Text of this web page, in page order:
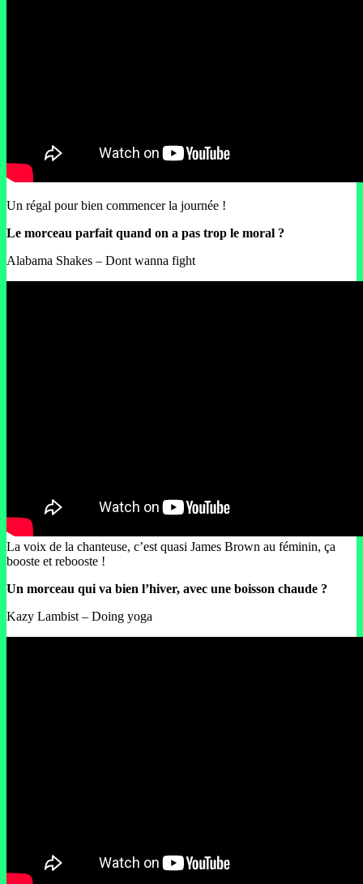
Un régal pour bien commencer la journée !
Le morceau parfait quand on a pas trop le moral ?
Alabama Shakes – Dont wanna fight
La voix de la chanteuse, c’est quasi James Brown au féminin, ça
booste et rebooste !
Un morceau qui va bien l’hiver, avec une boisson chaude ?
Kazy Lambist – Doing yoga